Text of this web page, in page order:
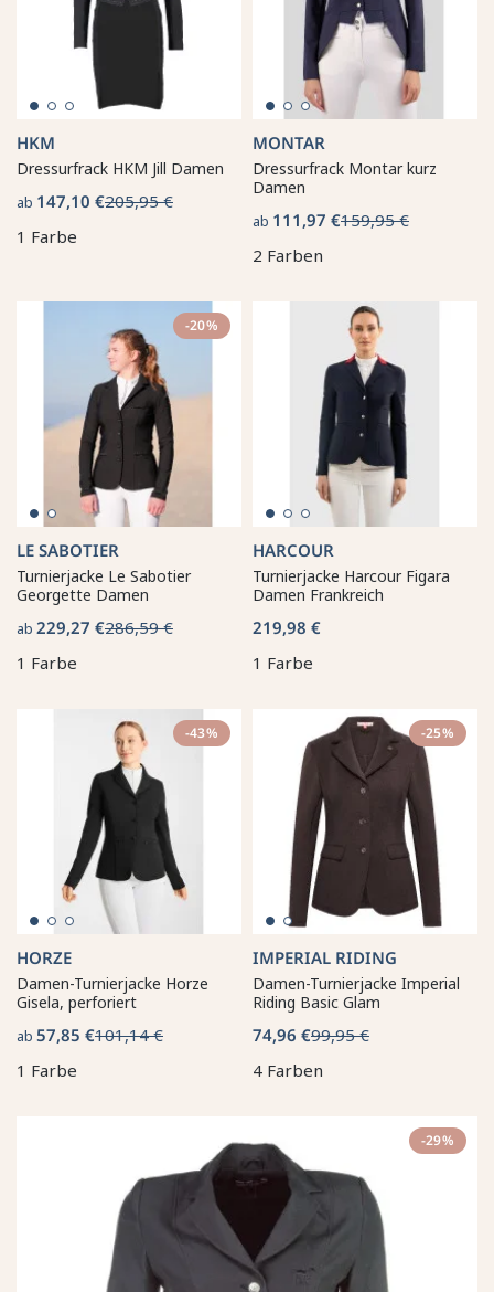
HKM
Dressurfrack HKM Jill Damen
ab 147,10 €205,95 €
1 Farbe
MONTAR
Dressurfrack Montar kurz
Damen
ab 111,97 €159,95 €
2 Farben
-20%
LE SABOTIER
Turnierjacke Le Sabotier
Georgette Damen
ab 229,27 €286,59 €
1 Farbe
HARCOUR
Turnierjacke Harcour Figara
Damen Frankreich
219,98 €
1 Farbe
-43%
HORZE
Damen-Turnierjacke Horze
Gisela, perforiert
ab 57,85 €101,14 €
1 Farbe
-25%
IMPERIAL RIDING
Damen-Turnierjacke Imperial
Riding Basic Glam
74,96 €99,95 €
4 Farben
-29%